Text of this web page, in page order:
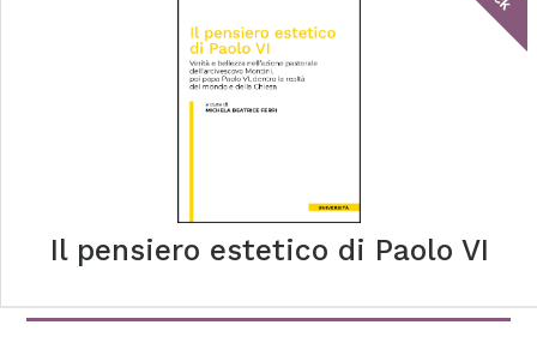
Il pensiero estetico di Paolo VI